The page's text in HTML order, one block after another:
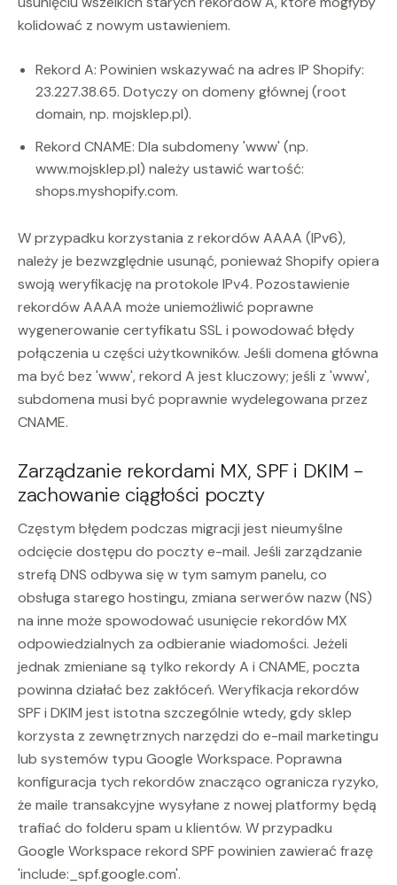
kolidować z nowym ustawieniem.
Rekord A: Powinien wskazywać na adres IP Shopify:
23.227.38.65. Dotyczy on domeny głównej (root
domain, np. mojsklep.pl).
Rekord CNAME: Dla subdomeny 'www' (np.
www.mojsklep.pl) należy ustawić wartość:
shops.myshopify.com.
W przypadku korzystania z rekordów AAAA (IPv6),
należy je bezwzględnie usunąć, ponieważ Shopify opiera
swoją weryfikację na protokole IPv4. Pozostawienie
rekordów AAAA może uniemożliwić poprawne
wygenerowanie certyfikatu SSL i powodować błędy
połączenia u części użytkowników. Jeśli domena główna
ma być bez 'www', rekord A jest kluczowy; jeśli z 'www',
subdomena musi być poprawnie wydelegowana przez
CNAME.
Zarządzanie rekordami MX, SPF i DKIM -
zachowanie ciągłości poczty
Częstym błędem podczas migracji jest nieumyślne
odcięcie dostępu do poczty e-mail. Jeśli zarządzanie
strefą DNS odbywa się w tym samym panelu, co
obsługa starego hostingu, zmiana serwerów nazw (NS)
na inne może spowodować usunięcie rekordów MX
odpowiedzialnych za odbieranie wiadomości. Jeżeli
jednak zmieniane są tylko rekordy A i CNAME, poczta
powinna działać bez zakłóceń. Weryfikacja rekordów
SPF i DKIM jest istotna szczególnie wtedy, gdy sklep
korzysta z zewnętrznych narzędzi do e-mail marketingu
lub systemów typu Google Workspace. Poprawna
konfiguracja tych rekordów znacząco ogranicza ryzyko,
że maile transakcyjne wysyłane z nowej platformy będą
trafiać do folderu spam u klientów. W przypadku
Google Workspace rekord SPF powinien zawierać frazę
'include:_spf.google.com'.